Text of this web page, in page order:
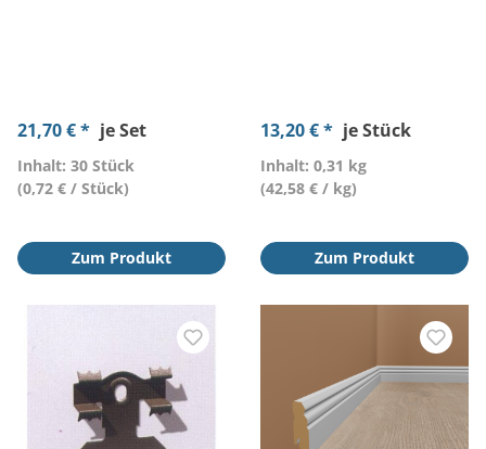
21,70 € * je Set
Inhalt: 30 Stück
(0,72 € / Stück)
Zum Produkt
13,20 € * je Stück
Inhalt: 0,31 kg
(42,58 € / kg)
Zum Produkt